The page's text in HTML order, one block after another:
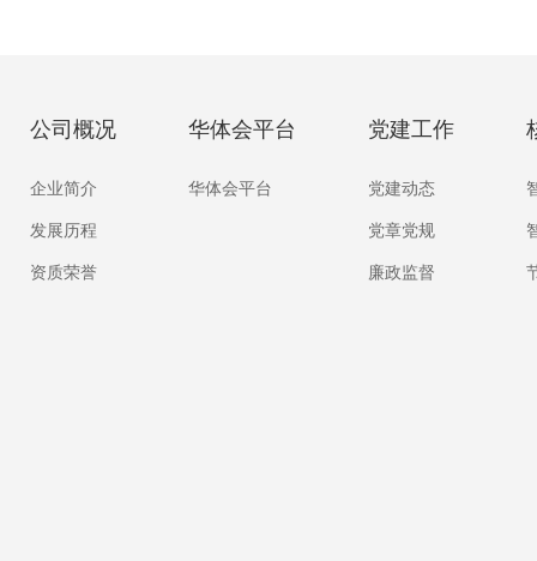
公司概况
企业简介
发展历程
资质荣誉
华体会平台
华体会平台
党建工作
党建动态
党章党规
廉政监督